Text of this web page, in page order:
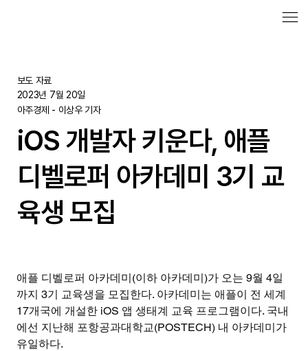
보도 자료
2023년 7월 20일
아주경제 - 이상우 기자
iOS 개발자 키운다, 애플
디벨로퍼 아카데미 3기 교
육생 모집
애플 디벨로퍼 아카데미(이하 아카데미)가 오는 9월 4일
까지 3기 교육생을 모집한다. 아카데미는 애플이 전 세계
17개국에 개설한 iOS 앱 생태계 교육 프로그램이다. 국내
에선 지난해 포항공과대학교(POSTECH) 내 아카데미가
유일하다.